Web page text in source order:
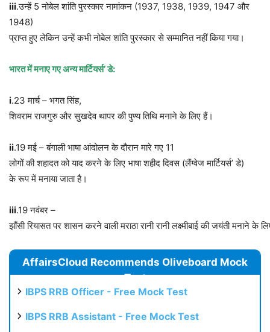
iii.उन्हें 5 नोबेल शांति पुरस्कार नामांकन (1937, 1938, 1939, 1947 और
1948)
प्राप्त हुए लेकिन उन्हें कभी नोबेल शांति पुरस्कार से सम्मानित नहीं किया गया।
भारतमेंमनाएगएअन्यमार्टियर्स’डे:
i.23 मार्च – भगत सिंह,
शिवराम राजगुरु और सुखदेव थापर की पुण्य तिथि मनाने के लिए हैं।
ii.19 मई – बंगाली भाषा आंदोलन के दौरान मारे गए 11
लोगों की शहादत को याद करने के लिए भाषा शहीद दिवस (लैंग्वेज मार्टियर्स’ डे)
के रूप में मनाया जाता है।
iii.19 नवंबर –
झाँसी रियासत पर शासन करने वाली मराठा रानी रानी लक्ष्मीबाई की जयंती मनाने के
AffairsCloud Recommends Oliveboard Mock
Test
IBPS RRB Officer - Free Mock Test
IBPS RRB Assistant - Free Mock Test